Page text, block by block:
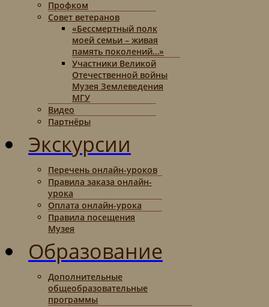
Профком
Совет ветеранов
«Бессмертный полк
моей семьи – живая
память поколений…»
Участники Великой
Отечественной войны
Музея Землеведения
МГУ
Видео
Партнёры
Экскурсии
Перечень онлайн-уроков
Правила заказа онлайн-
урока
Оплата онлайн-урока
Правила посещения
Музея
Образование
Дополнительные
общеобразовательные
программы